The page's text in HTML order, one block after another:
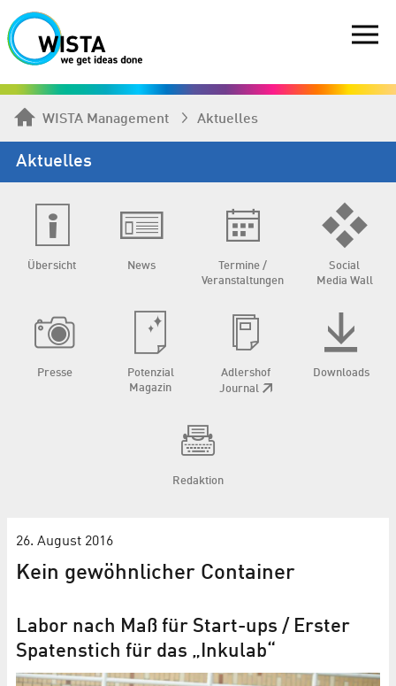
WISTA Management Aktuelles
Aktuelles
Übersicht News
Termine /
Veranstaltungen
Social
Media Wall
Presse
Potenzial
Magazin
Adlershof
Journal
Downloads
Redaktion
26. August 2016
Kein gewöhnlicher Container
Labor nach Maß für Start-ups / Erster
Spatenstich für das „Inkulab“